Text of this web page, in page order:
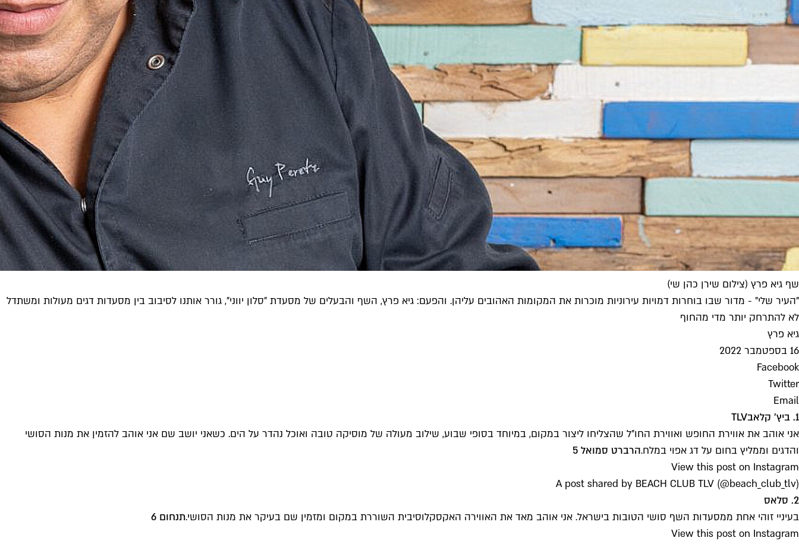
שף גיא פרץ (צילום שירן כהן שי)
"העיר שלי" - מדור שבו בוחרות דמויות עירוניות מוכרות את המקומות האהובים עליהן. והפעם: גיא פרץ, השף והבעלים של מסעדת "סלון יווני", גורר אותנו לסיבוב בין מסעדות דגים מעולות ומשתדל
לא להתרחק יותר מדי מהחוף
גיא פרץ
16 בספטמבר 2022
Facebook
Twitter
Email
1. ביץ' קלאב
TLV
אני אוהב את אווירת החופש ואווירת החו"ל שהצליחו ליצור במקום, במיוחד בסופי שבוע, שילוב מעולה של מוסיקה טובה ואוכל נהדר על הים. כשאני יושב שם אני אוהב להזמין את מנות הסושי
והדגים וממליץ בחום על דג אפוי במלח.הרברט סמואל 5
View this post on Instagram
A post shared by BEACH CLUB TLV (@beach_club_tlv)
2. סלאס
בעיניי זוהי אחת ממסעדות השף סושי הטובות בישראל. אני אוהב מאד את האווירה האקסקלוסיבית השוררת במקום ומזמין שם בעיקר את מנות הסושי.תנחום 6
View this post on Instagram